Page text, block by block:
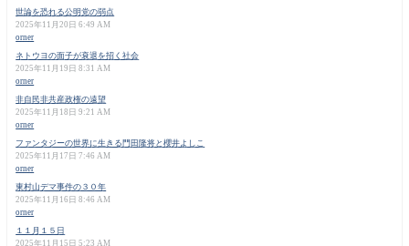
世論を恐れる公明党の弱点
2025年11月20日 6:49 AM
orner
ネトウヨの面子が衰退を招く社会
2025年11月19日 8:31 AM
orner
非自民非共産政権の遠望
2025年11月18日 9:21 AM
orner
ファンタジーの世界に生きる門田隆将と櫻井よしこ
2025年11月17日 7:46 AM
orner
東村山デマ事件の３０年
2025年11月16日 8:46 AM
orner
１１月１５日
2025年11月15日 5:23 AM